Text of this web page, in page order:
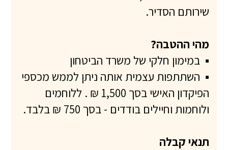
שירותם הסדיר.
מהי ההטבה?
▪ במימון חלקי של משרד הביטחון
▪ השתתפות עצמית אותה ניתן לממש מכספי
הפיקדון האישי בסך 1,500 ₪ . ללוחמים
ולוחמות וחיילים בודדים - בסך 750 ₪ בלבד.
תנאי קבלה